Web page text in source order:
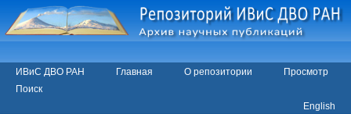
ИВиС ДВО РАН Главная О репозитории
Просмотр
Поиск
English